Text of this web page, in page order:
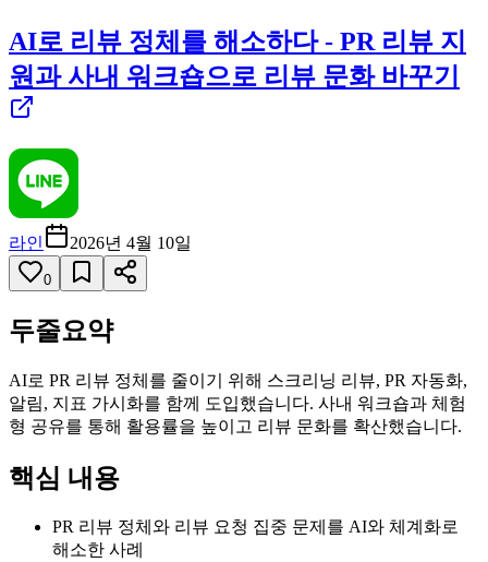
AI로 리뷰 정체를 해소하다 - PR 리뷰 지
원과 사내 워크숍으로 리뷰 문화 바꾸기
라인 2026년 4월 10일
0
두줄요약
AI로 PR 리뷰 정체를 줄이기 위해 스크리닝 리뷰, PR 자동화,
알림, 지표 가시화를 함께 도입했습니다. 사내 워크숍과 체험
형 공유를 통해 활용률을 높이고 리뷰 문화를 확산했습니다.
핵심 내용
PR 리뷰 정체와 리뷰 요청 집중 문제를 AI와 체계화로
해소한 사례